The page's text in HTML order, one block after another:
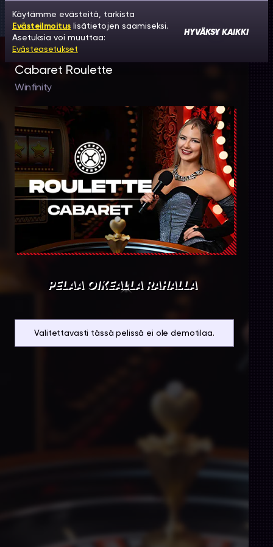
Cabaret Roulette
Winfinity
PELAA OIKEALLA RAHALLA
Valitettavasti tässä pelissä ei ole demotilaa.
Käytämme evästeitä, tarkista
Evästeilmoitus lisätietojen saamiseksi.
Asetuksia voi muuttaa:
Evästeasetukset
HYVÄKSY KAIKKI